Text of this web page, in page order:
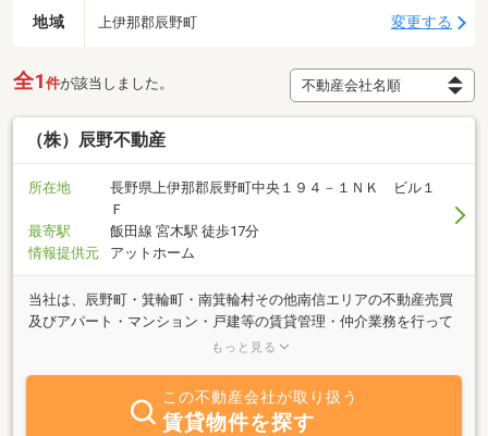
地域 上伊那郡辰野町 変更する
全1 件が該当しました。
（株）辰野不動産
所在地
長野県上伊那郡辰野町中央１９４－１ＮＫ ビル１
Ｆ
最寄駅
飯田線 宮木駅 徒歩17分
情報提供元
アットホーム
当社は、辰野町・箕輪町・南箕輪村その他南信エリアの不動産売買
及びアパート・マンション・戸建等の賃貸管理・仲介業務を行って
おります。お客様の生活にあった物件のご紹介を心がけておりま
ことは、お気軽にお問い合せ下さい。お客様に喜んでいただけます
よう、全力でお手伝い致します。ご来店お待ちしております。
もっと見る
この不動産会社が取り扱う
賃貸物件を探す